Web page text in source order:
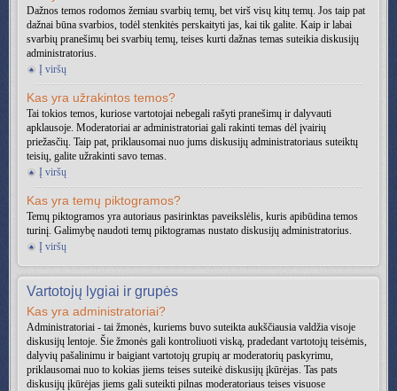
Dažnos temos rodomos žemiau svarbių temų, bet virš visų kitų temų. Jos taip pat
dažnai būna svarbios, todėl stenkitės perskaityti jas, kai tik galite. Kaip ir labai
svarbių pranešimų bei svarbių temų, teises kurti dažnas temas suteikia diskusijų
administratorius.
Į viršų
Kas yra užrakintos temos?
Tai tokios temos, kuriose vartotojai nebegali rašyti pranešimų ir dalyvauti
apklausoje. Moderatoriai ar administratoriai gali rakinti temas dėl įvairių
priežasčių. Taip pat, priklausomai nuo jums diskusijų administratoriaus suteiktų
teisių, galite užrakinti savo temas.
Į viršų
Kas yra temų piktogramos?
Temų piktogramos yra autoriaus pasirinktas paveikslėlis, kuris apibūdina temos
turinį. Galimybę naudoti temų piktogramas nustato diskusijų administratorius.
Į viršų
Vartotojų lygiai ir grupės
Kas yra administratoriai?
Administratoriai - tai žmonės, kuriems buvo suteikta aukščiausia valdžia visoje
diskusijų lentoje. Šie žmonės gali kontroliuoti viską, pradedant vartotojų teisėmis,
dalyvių pašalinimu ir baigiant vartotojų grupių ar moderatorių paskyrimu,
priklausomai nuo to kokias jiems teises suteikė diskusijų įkūrėjas. Tas pats
diskusijų įkūrėjas jiems gali suteikti pilnas moderatoriaus teises visuose